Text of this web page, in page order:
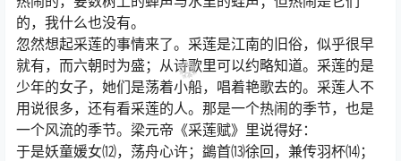
的，我什么也没有。
忽然想起采莲的事情来了。采莲是江南的旧俗，似乎很早
就有，而六朝时为盛；从诗歌里可以约略知道。采莲的是
少年的女子，她们是荡着小船，唱着艳歌去的。采莲人不
用说很多，还有看采莲的人。那是一个热闹的季节，也是
一个风流的季节。梁元帝《采莲赋》里说得好：
于是妖童媛女⑿，荡舟心许；鷁首⒀徐回，兼传羽杯⒁；